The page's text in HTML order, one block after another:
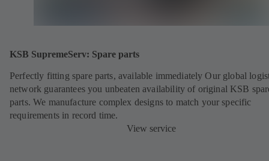
KSB SupremeServ: Spare parts
Perfectly fitting spare parts, available immediately Our global
network guarantees you unbeaten availability of original KSB
parts. We manufacture complex designs to match your specific
requirements in record time.
View service